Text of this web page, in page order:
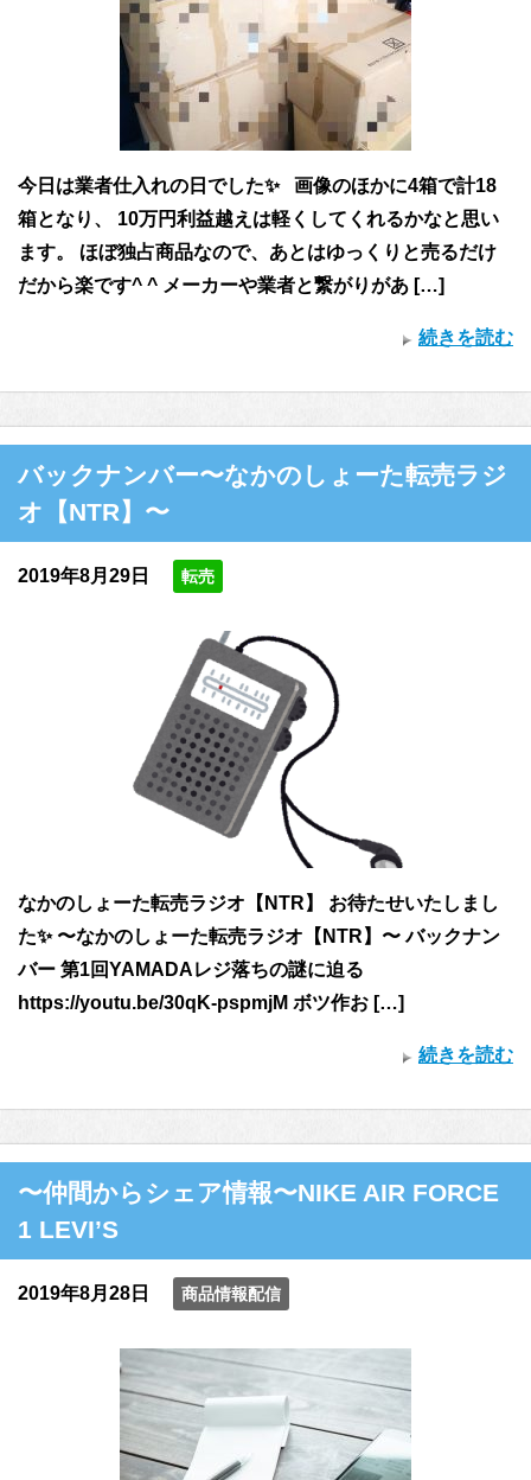
今日は業者仕入れの日でした✨ 画像のほかに4箱で計18
箱となり、 10万円利益越えは軽くしてくれるかなと思い
ます。 ほぼ独占商品なので、あとはゆっくりと売るだけ
だから楽です^ ^ メーカーや業者と繋がりがあ […]
続きを読む
バックナンバー〜なかのしょーた転売ラジ
オ【NTR】〜
2019年8月29日 転売
なかのしょーた転売ラジオ【NTR】 お待たせいたしまし
た✨ 〜なかのしょーた転売ラジオ【NTR】〜 バックナン
バー 第1回YAMADAレジ落ちの謎に迫る
https://youtu.be/30qK-pspmjM ボツ作お […]
続きを読む
〜仲間からシェア情報〜NIKE AIR FORCE
1 LEVI’S
2019年8月28日 商品情報配信